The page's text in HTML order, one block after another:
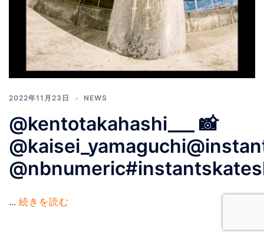
2022年11月23日 NEWS
@kentotakahashi___ 📸
... 続きを読む